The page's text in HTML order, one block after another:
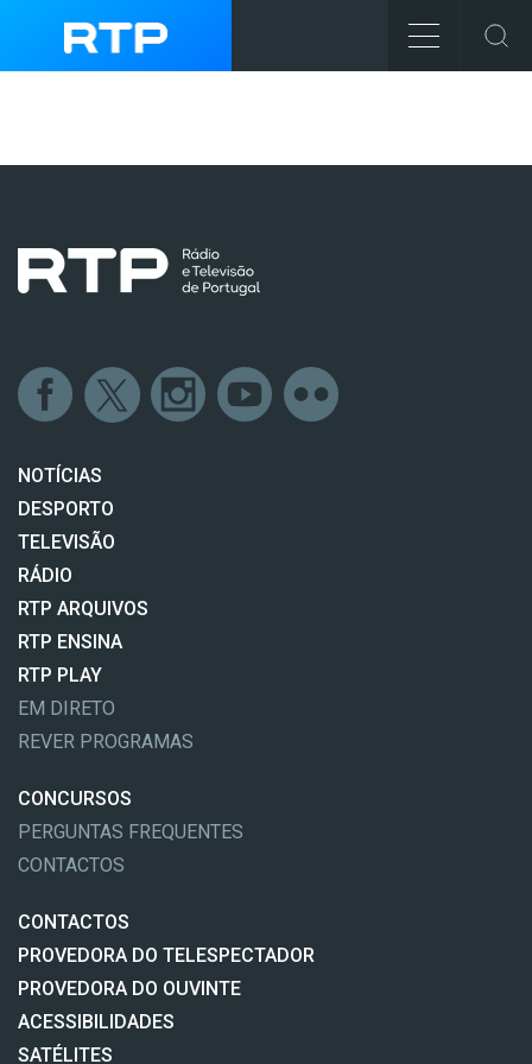
NOTÍCIAS
DESPORTO
TELEVISÃO
RÁDIO
RTP ARQUIVOS
RTP ENSINA
RTP PLAY
EM DIRETO
REVER PROGRAMAS
CONCURSOS
PERGUNTAS FREQUENTES
CONTACTOS
CONTACTOS
PROVEDORA DO TELESPECTADOR
PROVEDORA DO OUVINTE
ACESSIBILIDADES
SATÉLITES